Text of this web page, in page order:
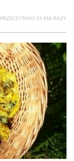
PRZECZYTANO 33 918 RAZY